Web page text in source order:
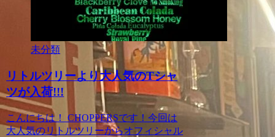
未分類
リトルツリーより大人気のTシャ
ツが入荷!!!
こんにちは！ CHOPPERSです！今回は
大人気のリトルツリーからオフィシャル